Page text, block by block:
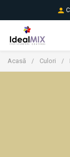
Acasă / Culori /